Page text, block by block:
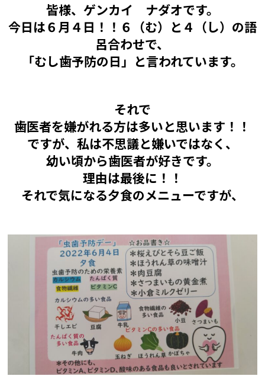
皆様、ゲンカイ ナダオです。
今日は６月４ 日！！ ６（む）と４（し）の語
呂合わせで、
「むし歯予防の日」と言われています。
それで
歯医者を嫌がれる方は多いと思います！！
ですが、私は不思議と嫌いではなく、
幼い頃から歯医者が好きです。
理由は最後に！！
それで気になる夕食のメニューですが、